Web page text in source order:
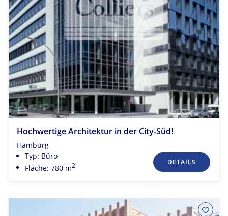
Hochwertige Architektur in der City-Süd!
Hamburg
Typ: Büro
Fläche: 780 m2 DETAILS